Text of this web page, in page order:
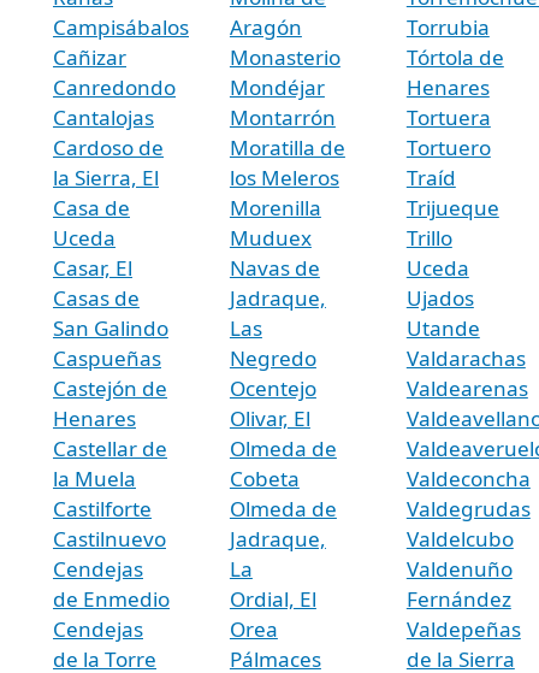
Campisábalos
Cañizar
Canredondo
Cantalojas
Cardoso de
la Sierra, El
Casa de
Uceda
Casar, El
Casas de
San Galindo
Caspueñas
Castejón de
Henares
Castellar de
la Muela
Castilforte
Castilnuevo
Cendejas
de Enmedio
Cendejas
de la Torre
Aragón
Monasterio
Mondéjar
Montarrón
Moratilla de
los Meleros
Morenilla
Muduex
Navas de
Jadraque,
Las
Negredo
Ocentejo
Olivar, El
Olmeda de
Cobeta
Olmeda de
Jadraque,
La
Ordial, El
Orea
Pálmaces
Torrubia
Tórtola de
Henares
Tortuera
Tortuero
Traíd
Trijueque
Trillo
Uceda
Ujados
Utande
Valdarachas
Valdearenas
Valdeconcha
Valdegrudas
Valdelcubo
Valdenuño
Fernández
Valdepeñas
de la Sierra